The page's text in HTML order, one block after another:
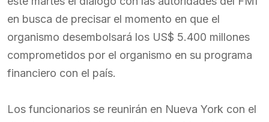
en busca de precisar el momento en que el
organismo desembolsará los US$ 5.400 millones
comprometidos por el organismo en su programa
financiero con el país.
Los funcionarios se reunirán en Nueva York con el